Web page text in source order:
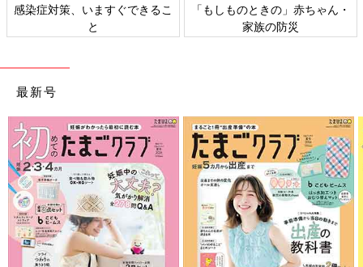
出典：Instagramアカウント「pyon_and_」
pyon and goroさんは、保育園
用にこちらのサマナルパンツを購
入。なんと各590円と、安くゲットできたんだそう♪ 値下げ商品
感染症対策、いますぐできるこ
と
「もしものときの」赤ちゃん・
家族の防災
最新号